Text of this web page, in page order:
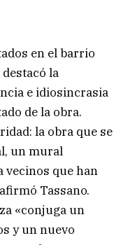
en el barrio
la
e idiosincrasia
de la obra.
la obra que se
un mural
vecinos que han
Tassano.
«conjuga un
y un nuevo